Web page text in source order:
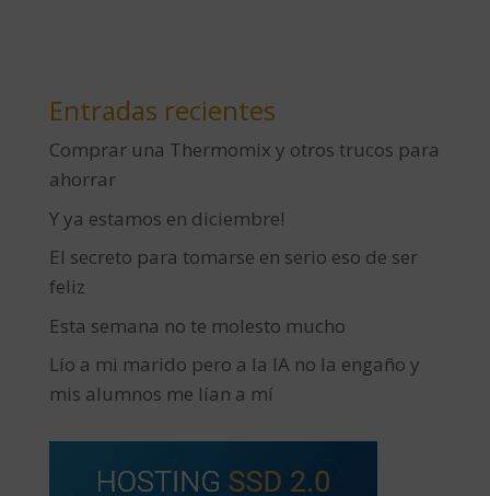
Entradas recientes
Comprar una Thermomix y otros trucos para
ahorrar
Y ya estamos en diciembre!
El secreto para tomarse en serio eso de ser
feliz
Esta semana no te molesto mucho
Lío a mi marido pero a la IA no la engaño y
mis alumnos me lían a mí